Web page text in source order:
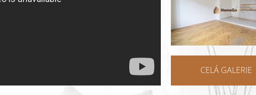
CELÁ GALERIE